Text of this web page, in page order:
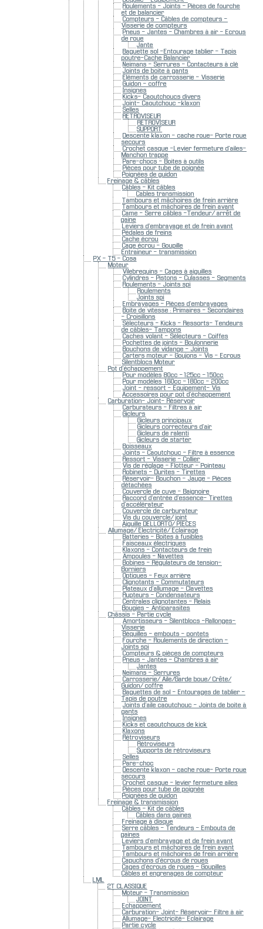
Roulements - Joints - Pièces de fourche
et de balancier
Compteurs - Câbles de compteurs -
Visserie de compteurs
Pneus - Jantes - Chambres à air - Ecrous
de roue
Jante
Baguette sol -Entourage tablier - Tapis
poutre-Cache Balancier
Neimans - Serrures - Contacteurs à clé
Joints de boite à gants
Eléments de carrosserie - Visserie
Guidon - coffre
Insignes
Kicks- Caoutchoucs divers
Joint- Caoutchouc -klaxon
Selles
RETROVISEUR
RETROVISEUR
SUPPORT
Descente klaxon - cache roue- Porte roue
secours
Crochet casque -Levier fermeture d'ailes-
Manchon trappe
Pare-chocs - Boites à outils
Pièces pour tube de poignée
Poignées de guidon
Freinage & câbles
Câbles - Kit câbles
Cables transmission
Tambours et mâchoires de frein arrière
Tambours et mâchoires de frein avant
Came - Serre câbles -Tendeur/ arrêt de
gaine
Leviers d'embrayage et de frein avant
Pédales de freins
Cache écrou
Cage écrou - Goupille
Entraineur - transmission
PX - T5 - Cosa
Moteur
Vilebrequins - Cages à aiguilles
Cylindres - Pistons - Culasses - Segments
Roulements - Joints spi
Roulements
Joints spi
Embrayages - Pièces d'embrayages
Boite de vitesse : Primaires - Secondaires
- Croisillons
Sélecteurs - Kicks - Ressorts- Tendeurs
de câbles- Tampons
Caches volant - Sélecteurs - Coiffes
Pochettes de joints - Boulonnerie
Bouchons de vidange - Joints
Carters moteur - Goujons - Vis - Ecrous
Silentblocs Moteur
Pot d'échappement
Pour modèles 80cc -125cc -150cc
Pour modèles 160cc -180cc - 200cc
Joint - ressort - Equipement- Vis
Accessoires pour pot d'échappement
Carburation- Joint- Réservoir
Carburateurs - Filtres à air
Gicleurs
Gicleurs principaux
Gicleurs correcteurs d'air
Gicleurs de ralenti
Gicleurs de starter
Boisseaux
Joints - Caoutchouc - Filtre à essence
Ressort - Visserie - Collier
Vis de réglage - Flotteur - Pointeau
Robinets - Durites - Tirettes
Réservoir- Bouchon - Jauge - Pièces
détachées
Couvercle de cuve - Baignoire
Raccord d'entrée d'essence- Tirettes
d'accélérateur
Couvercle de carburateur
Vis du couvercle/ joint
Aiguille DELLORTO/ PIECES
Allumage/ Electricité/ Eclairage
Batteries - Boites à fusibles
Faisceaux électriques
Klaxons - Contacteurs de frein
Ampoules - Navettes
Bobines - Régulateurs de tension-
Borniers
Optiques - Feux arrière
Clignotants - Commutateurs
Plateaux d'allumage - Clavettes
Rupteurs - Condensateurs
Centrales clignotantes - Relais
Bougies - Antiparasites
Châssis - Partie cycle
Amortisseurs - Silentblocs -Rallonges-
Visserie
Béquilles - embouts - pontets
Fourche - Roulements de direction -
Joints spi
Compteurs & pièces de compteurs
Pneus - Jantes - Chambres à air
Jantes
Neimans - Serrures
Carrosserie/ Aile/Garde boue/ Crête/
Guidon/ coffre
Baguettes de sol - Entourages de tablier -
Tapis de poutre
Joints d'aile caoutchouc - Joints de boite à
gants
Insignes
Kicks et caoutchoucs de kick
Klaxons
Rétroviseurs
Rétroviseurs
Supports de rétroviseurs
Selles
Pare-choc
Descente klaxon - cache roue- Porte roue
secours
Crochet casque - levier fermeture ailes
Pièces pour tube de poignée
Poignées de guidon
Freinage & transmission
Câbles - Kit de câbles
Câbles dans gaines
Freinage à disque
Serre câbles - Tendeurs - Embouts de
gaines
Leviers d'embrayage et de frein avant
Tambours et mâchoires de frein avant
Tambours et mâchoires de frein arrière
Capuchons d'écrous de roues
Cages d'écrous de roues - Goupilles
Câbles et engrenages de compteur
LML
2T CLASSIQUE
Moteur - Transmission
JOINT
Echappement
Carburation- Joint- Réservoir- Filtre à air
Allumage- Electricité- Eclairage
Partie cycle